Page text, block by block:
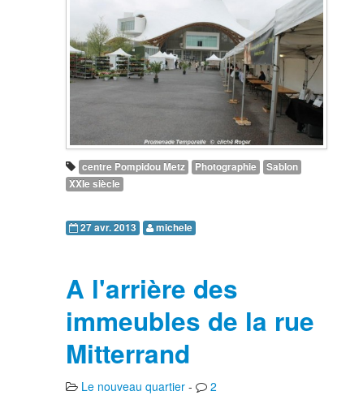
centre Pompidou Metz Photographie
Sablon
XXIe siècle
27 avr. 2013 michele
A l'arrière des
immeubles de la rue
Mitterrand
Le nouveau quartier- 2